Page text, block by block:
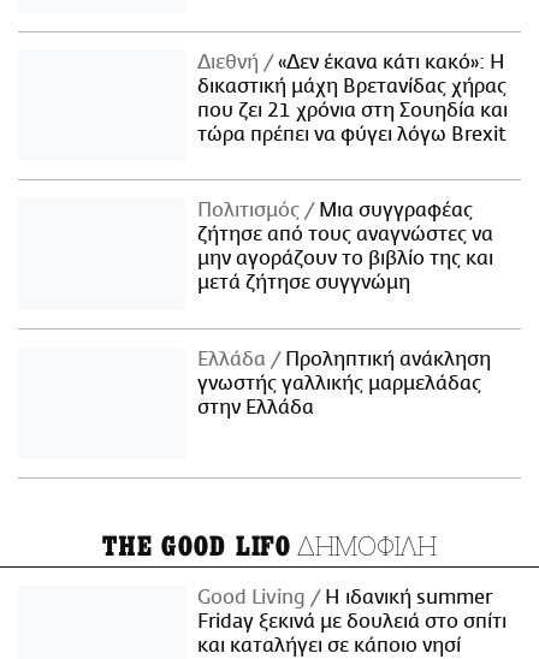
Διεθνή
«Δεν έκανα κάτι κακό»: Η
δικαστική μάχη Βρετανίδας χήρας
που ζει 21 χρόνια στη Σουηδία και
τώρα πρέπει να φύγει λόγω Brexit
Πολιτισμός
Μια συγγραφέας
ζήτησε από τους αναγνώστες να
μην αγοράζουν το βιβλίο της και
μετά ζήτησε συγγνώμη
Ελλάδα
Προληπτική ανάκληση
γνωστής γαλλικής μαρμελάδας
στην Ελλάδα
THE GOOD LIFO ΔΗΜΟΦΙΛΗ
Good Living
Η ιδανική summer
Friday ξεκινά με δουλειά στο σπίτι
και καταλήγει σε κάποιο νησί